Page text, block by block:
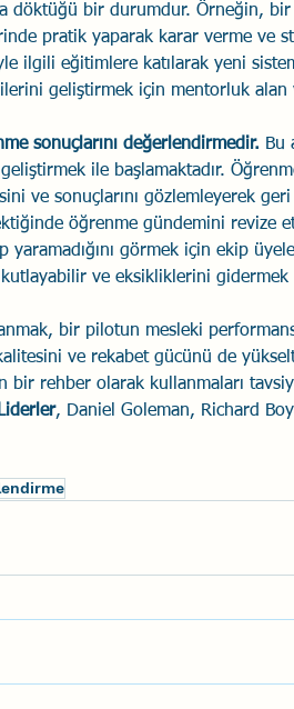
döktüğü bir durumdur. Örneğin,
pratik yaparak karar verme ve
ilgili eğitimlere katılarak yeni
geliştirmek için mentorluk
sonuçlarını değerlendirmedir. Bu
ile başlamaktadır.
ve sonuçlarını gözlemleyerek geri
öğrenme gündemini revize
yaramadığını görmek için ekip
kutlayabilir ve eksikliklerini
bir pilotun mesleki
ve rekabet gücünü de
bir rehber olarak kullanmaları
, Daniel Goleman, Richard